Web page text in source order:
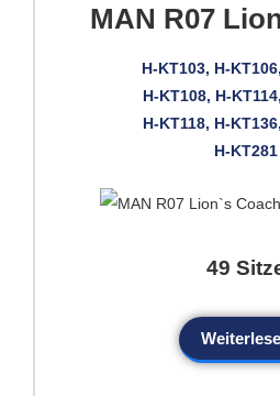
MAN R07
H-KT103, H-
H-KT108, H-
H-KT118, H-
H-KT281
49